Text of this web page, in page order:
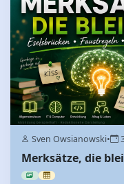
Sven Owsianowski•
Merksätze, die